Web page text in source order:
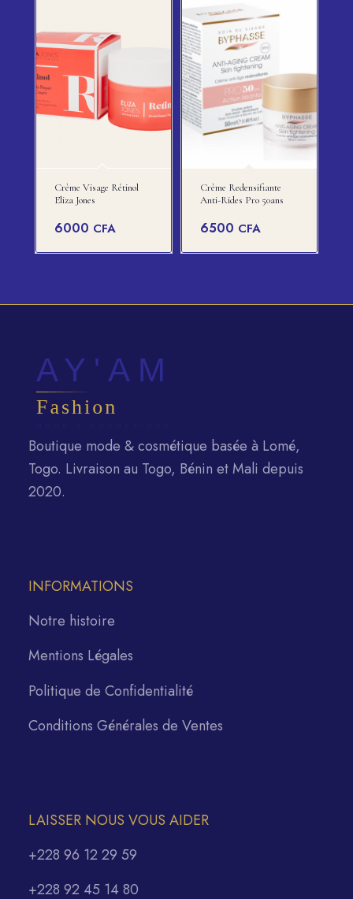
Crème Visage Rétinol
Eliza Jones
6000 CFA
Crème Redensifiante
Anti-Rides Pro 50ans
6500 CFA
Boutique mode & cosmétique basée à Lomé,
Togo. Livraison au Togo, Bénin et Mali depuis
2020.
INFORMATIONS
Notre histoire
Mentions Légales
Politique de Confidentialité
Conditions Générales de Ventes
LAISSER NOUS VOUS AIDER
+228 96 12 29 59
+228 92 45 14 80